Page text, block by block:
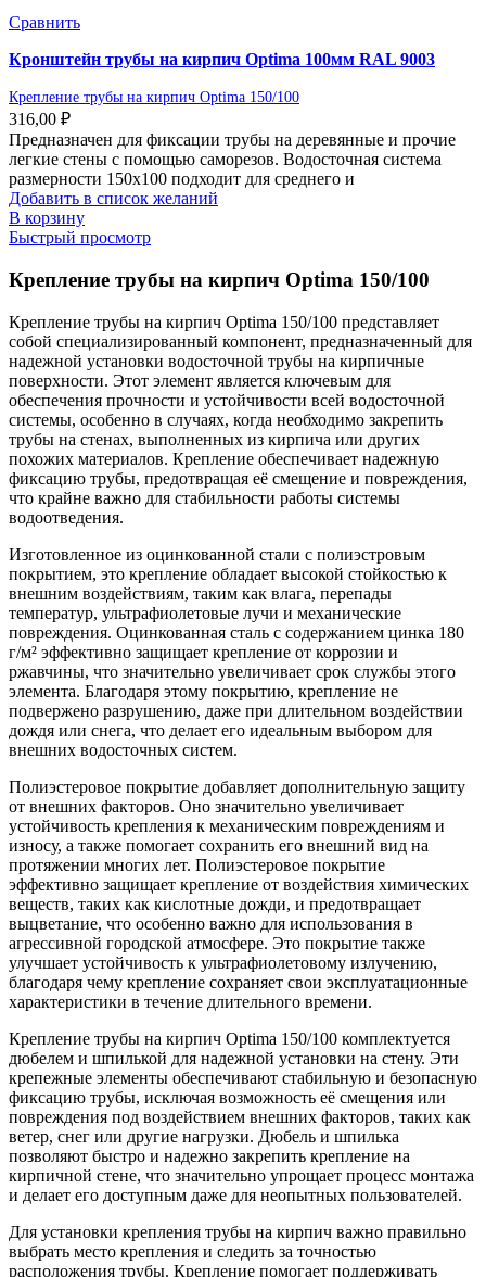
Сравнить
Кронштейн трубы на кирпич Optima 100мм RAL 9003
Крепление трубы на кирпич Optima 150/100
316,00 ₽
Предназначен для фиксации трубы на деревянные и прочие
легкие стены с помощью саморезов. Водосточная система
размерности 150х100 подходит для среднего и
Добавить в список желаний
В корзину
Быстрый просмотр
Крепление трубы на кирпич Optima 150/100
Крепление трубы на кирпич Optima 150/100 представляет
собой специализированный компонент, предназначенный для
надежной установки водосточной трубы на кирпичные
поверхности. Этот элемент является ключевым для
обеспечения прочности и устойчивости всей водосточной
системы, особенно в случаях, когда необходимо закрепить
трубы на стенах, выполненных из кирпича или других
похожих материалов. Крепление обеспечивает надежную
фиксацию трубы, предотвращая её смещение и повреждения,
что крайне важно для стабильности работы системы
водоотведения.
Изготовленное из оцинкованной стали с полиэстровым
покрытием, это крепление обладает высокой стойкостью к
внешним воздействиям, таким как влага, перепады
температур, ультрафиолетовые лучи и механические
повреждения. Оцинкованная сталь с содержанием цинка 180
г/м² эффективно защищает крепление от коррозии и
ржавчины, что значительно увеличивает срок службы этого
элемента. Благодаря этому покрытию, крепление не
подвержено разрушению, даже при длительном воздействии
дождя или снега, что делает его идеальным выбором для
внешних водосточных систем.
Полиэстеровое покрытие добавляет дополнительную защиту
от внешних факторов. Оно значительно увеличивает
устойчивость крепления к механическим повреждениям и
износу, а также помогает сохранить его внешний вид на
протяжении многих лет. Полиэстеровое покрытие
эффективно защищает крепление от воздействия химических
веществ, таких как кислотные дожди, и предотвращает
выцветание, что особенно важно для использования в
агрессивной городской атмосфере. Это покрытие также
улучшает устойчивость к ультрафиолетовому излучению,
благодаря чему крепление сохраняет свои эксплуатационные
характеристики в течение длительного времени.
Крепление трубы на кирпич Optima 150/100 комплектуется
дюбелем и шпилькой для надежной установки на стену. Эти
крепежные элементы обеспечивают стабильную и безопасную
фиксацию трубы, исключая возможность её смещения или
повреждения под воздействием внешних факторов, таких как
ветер, снег или другие нагрузки. Дюбель и шпилька
позволяют быстро и надежно закрепить крепление на
кирпичной стене, что значительно упрощает процесс монтажа
и делает его доступным даже для неопытных пользователей.
Для установки крепления трубы на кирпич важно правильно
выбрать место крепления и следить за точностью
расположения трубы. Крепление помогает поддерживать